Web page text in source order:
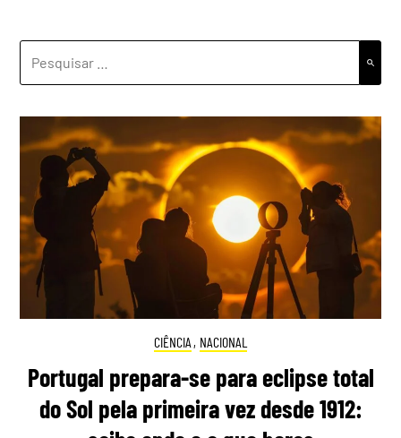
CIÊNCIA , NACIONAL
Portugal prepara-se para eclipse total
do Sol pela primeira vez desde 1912: